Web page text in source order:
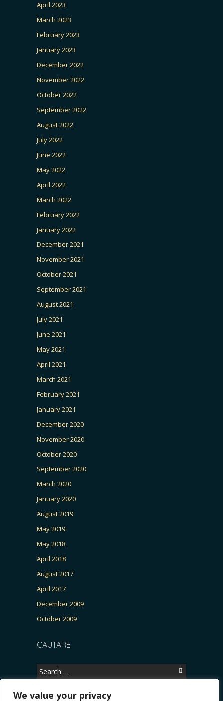
We value your privacy
April 2023
March 2023
February 2023
January 2023
December 2022
November 2022
October 2022
September 2022
August 2022
July 2022
June 2022
May 2022
April 2022
March 2022
February 2022
January 2022
December 2021
November 2021
October 2021
September 2021
August 2021
July 2021
June 2021
May 2021
April 2021
March 2021
February 2021
January 2021
December 2020
November 2020
October 2020
September 2020
March 2020
January 2020
August 2019
May 2019
May 2018
April 2018
August 2017
April 2017
December 2009
October 2009
CAUTARE
Search
for: